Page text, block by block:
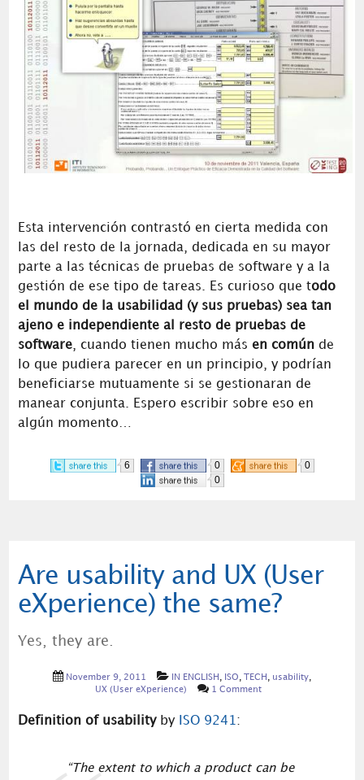
Esta intervención contrastó en cierta medida con
las del resto de la jornada, dedicada en su mayor
parte a las técnicas de pruebas de software y a la
gestión de ese tipo de tareas. Es curioso que todo
el mundo de la usabilidad (y sus pruebas) sea tan
ajeno e independiente al resto de pruebas de
software, cuando tienen mucho más en comúnde
lo que pudiera parecer en un principio, y podrían
beneficiarse mutuamente si se gestionaran de
manear conjunta. Espero escribir sobre eso en
algún momento…
6 0
0
0
Are usability and UX (User
eXperience) the same?
Yes, they are.
November 9, 2011 IN ENGLISH ISO TECH usability
UX (User eXperience)
1 Comment
Definition of usabilityby ISO 9241 :
“The extent to which a product can be